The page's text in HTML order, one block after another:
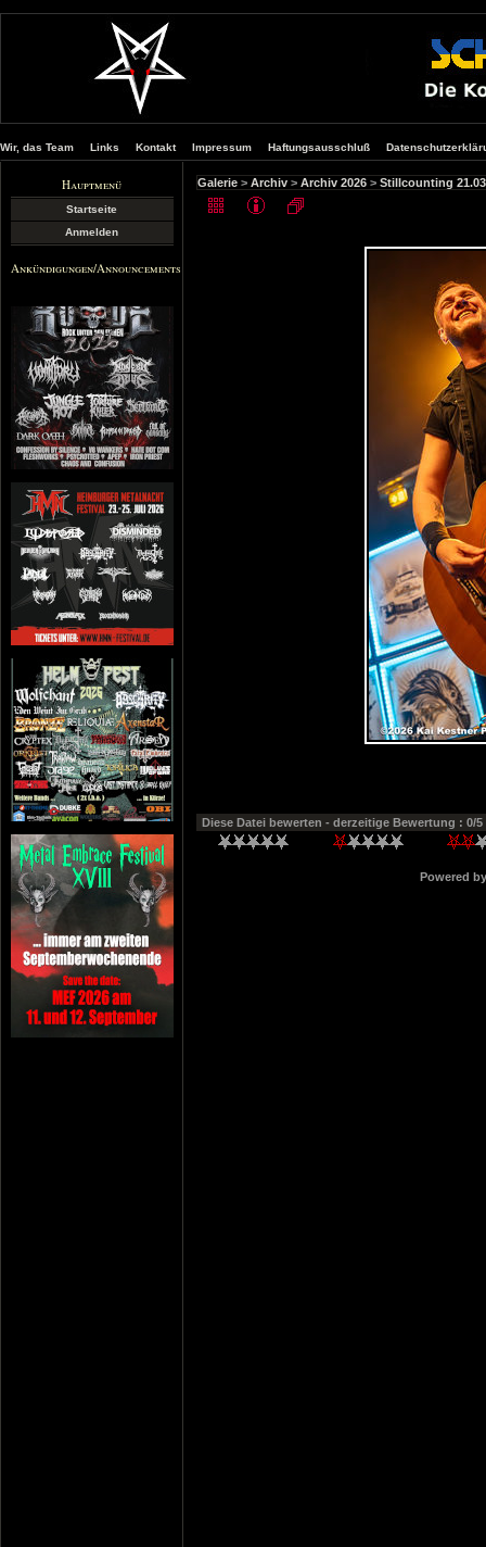
Wir, das Team Links Kontakt Impressum Haftungsausschluß
Hauptmenü
Startseite
Anmelden
Ankündigungen/Announcements
Galerie > Archiv > Archiv 2026 > Stillcounting
Diese Datei bewerten - derzeitige Bewertung : 0/
Powered